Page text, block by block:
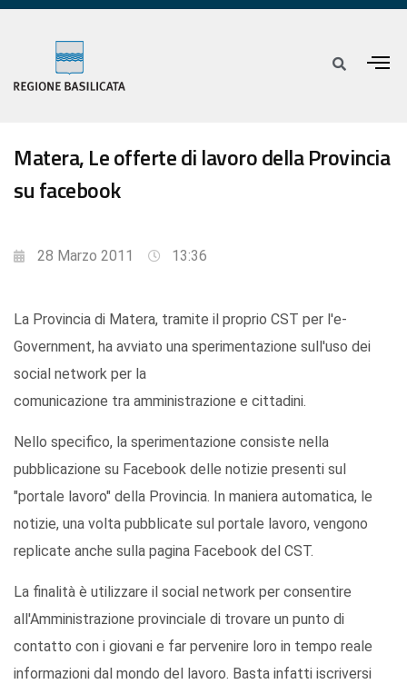
Matera, Le offerte di lavoro della Provincia
su facebook
28 Marzo 2011 13:36
La Provincia di Matera, tramite il proprio CST per l'e-
Government, ha avviato una sperimentazione sull'uso dei
social network per la
comunicazione tra amministrazione e cittadini.
Nello specifico, la sperimentazione consiste nella
pubblicazione su Facebook delle notizie presenti sul
"portale lavoro" della Provincia. In maniera automatica, le
notizie, una volta pubblicate sul portale lavoro, vengono
replicate anche sulla pagina Facebook del CST.
La finalità è utilizzare il social network per consentire
all'Amministrazione provinciale di trovare un punto di
contatto con i giovani e far pervenire loro in tempo reale
informazioni dal mondo del lavoro. Basta infatti iscriversi